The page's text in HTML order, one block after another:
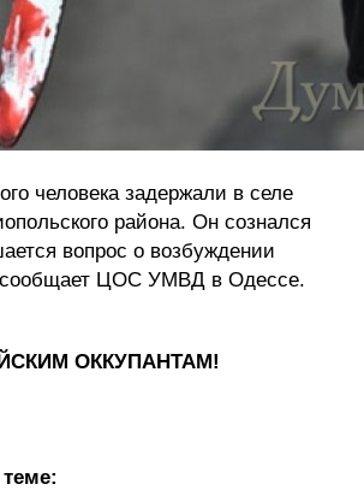
человека задержали в селе
района. Он сознался
вопрос о возбуждении
сообщает ЦОС УМВД в Одессе.
ОККУПАНТАМ!